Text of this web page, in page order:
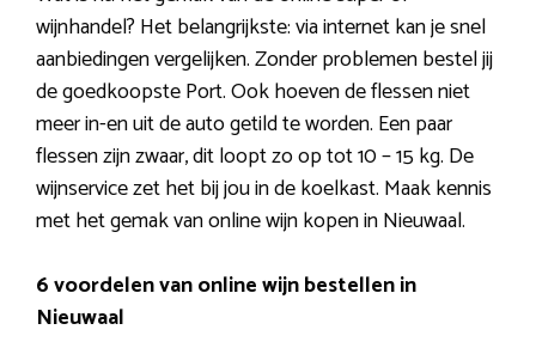
wijnhandel? Het belangrijkste: via internet kan je snel
aanbiedingen vergelijken. Zonder problemen bestel jij
de goedkoopste Port. Ook hoeven de flessen niet
meer in-en uit de auto getild te worden. Een paar
flessen zijn zwaar, dit loopt zo op tot 10 – 15 kg. De
wijnservice zet het bij jou in de koelkast. Maak kennis
met het gemak van online wijn kopen in Nieuwaal.
6 voordelen van online wijn bestellen in
Nieuwaal